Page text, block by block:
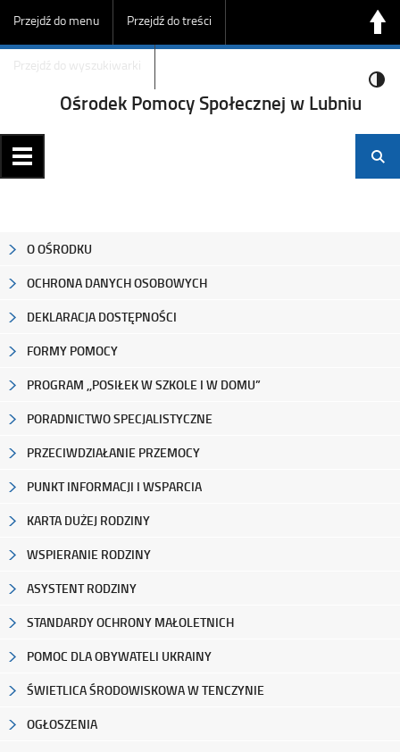
Przejdź do menu Przejdź do treści
Przejdź do wyszukiwarki
Ośrodek Pomocy Społecznej w Lubniu
O OŚRODKU
OCHRONA DANYCH OSOBOWYCH
DEKLARACJA DOSTĘPNOŚCI
FORMY POMOCY
PROGRAM ,,POSIŁEK W SZKOLE I W DOMU”
PORADNICTWO SPECJALISTYCZNE
PRZECIWDZIAŁANIE PRZEMOCY
PUNKT INFORMACJI I WSPARCIA
KARTA DUŻEJ RODZINY
WSPIERANIE RODZINY
ASYSTENT RODZINY
STANDARDY OCHRONY MAŁOLETNICH
POMOC DLA OBYWATELI UKRAINY
ŚWIETLICA ŚRODOWISKOWA W TENCZYNIE
OGŁOSZENIA